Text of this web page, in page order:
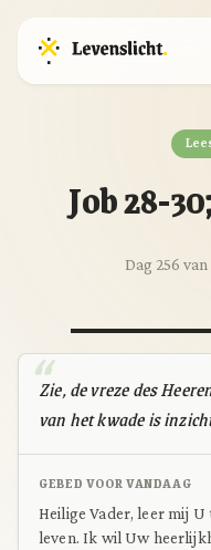
Job 28-
Dag 256
Zie, de vreze des
van het kwade is
GEBED VOOR VANDAAG
Heilige Vader, leer mij
leven. Ik wil Uw